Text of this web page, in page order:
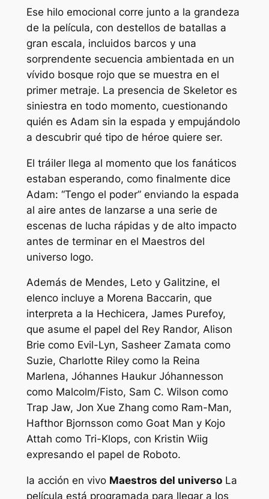
Ese hilo emocional corre junto a la grandeza
de la película, con destellos de batallas a
gran escala, incluidos barcos y una
sorprendente secuencia ambientada en un
vívido bosque rojo que se muestra en el
primer metraje. La presencia de Skeletor es
siniestra en todo momento, cuestionando
quién es Adam sin la espada y empujándolo
a descubrir qué tipo de héroe quiere ser.
El tráiler llega al momento que los fanáticos
estaban esperando, como finalmente dice
Adam: “Tengo el poder”enviando la espada
al aire antes de lanzarse a una serie de
escenas de lucha rápidas y de alto impacto
antes de terminar en el Maestros del
universologo.
Además de Mendes, Leto y Galitzine, el
elenco incluye a Morena Baccarin, que
interpreta a la Hechicera, James Purefoy,
que asume el papel del Rey Randor, Alison
Brie como Evil-Lyn, Sasheer Zamata como
Suzie, Charlotte Riley como la Reina
Marlena, Jóhannes Haukur Jóhannesson
como Malcolm/Fisto, Sam C. Wilson como
Trap Jaw, Jon Xue Zhang como Ram-Man,
Hafthor Bjornsson como Goat Man y Kojo
Attah como Tri-Klops, con Kristin Wiig
expresando el papel de Roboto.
la acción en vivo Maestros del universoLa
película está programada para llegar a los